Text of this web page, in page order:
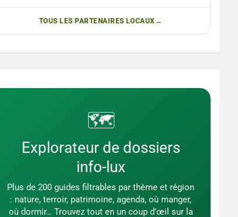
TOUS LES PARTENAIRES LOCAUX
🗺️
Explorateur de dossiers
info-lux
Plus de 200 guides filtrables par thème et région
: nature, terroir, patrimoine, agenda, où manger,
où dormir… Trouvez tout en un coup d’œil sur la